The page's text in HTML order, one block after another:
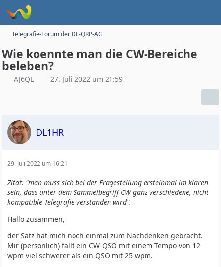
Telegrafie-Forum der DL-QRP-AG
Wie koennte man die CW-Bereiche
beleben?
AJ6QL 27. Juli 2022 um 21:59
DL1HR
29. Juli 2022 um 16:21
Zitat: "man muss sich bei der Fragestellung ersteinmal im klaren
sein, dass unter dem Sammelbegriff CW ganz verschiedene, nicht
kompatible Telegrafie verstanden wird".
Hallo zusammen,
der Satz hat mich noch einmal zum Nachdenken gebracht.
Mir (persönlich) fällt ein CW-QSO mit einem Tempo von 12
wpm viel schwerer als ein QSO mit 25 wpm.